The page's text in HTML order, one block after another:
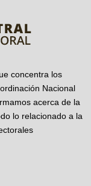
concentra los
Nacional
acerca de la
lo relacionado a la